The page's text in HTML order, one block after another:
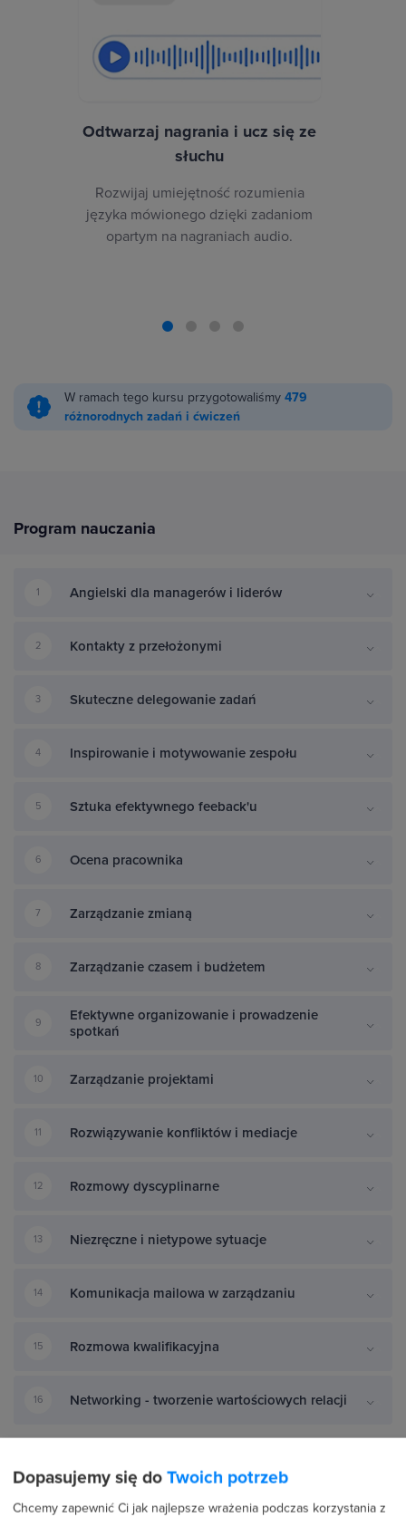
Odtwarzaj nagrania i ucz się ze
słuchu
Rozwijaj umiejętność rozumienia
języka mówionego dzięki zadaniom
opartym na nagraniach audio.
W ramach tego kursu przygotowaliśmy 479
różnorodnych zadań i ćwiczeń
Program nauczania
1 Angielski dla managerów i liderów
2 Kontakty z przełożonymi
3 Skuteczne delegowanie zadań
4 Inspirowanie i motywowanie zespołu
5 Sztuka efektywnego feeback'u
6 Ocena pracownika
7 Zarządzanie zmianą
8 Zarządzanie czasem i budżetem
9
Efektywne organizowanie i prowadzenie
spotkań
10 Zarządzanie projektami
11 Rozwiązywanie konfliktów i mediacje
12 Rozmowy dyscyplinarne
13 Niezręczne i nietypowe sytuacje
14 Komunikacja mailowa w zarządzaniu
15 Rozmowa kwalifikacyjna
16 Networking - tworzenie wartościowych relacji
STANDARD WYDAWNICZY 5 ETAPÓW
Zanim ten kurs trafił do Ciebie,
wycięliśmy wszystko, co Cię nie
rozwija.
Dopasujemy się do Twoich potrzeb
Chcemy zapewnić Ci jak najlepsze wrażenia podczas korzystania z